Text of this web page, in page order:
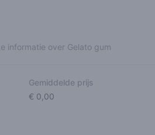
informatie over Gelato gum
Gemiddelde prijs
€ 0,00